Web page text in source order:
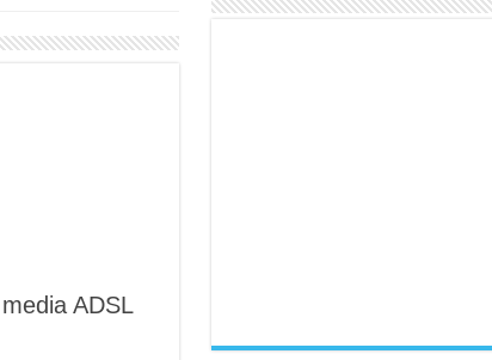
strada
ADSL